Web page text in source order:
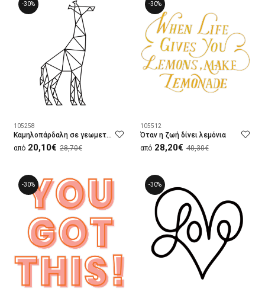
-30%
105258
Καμηλοπάρδαλη σε γεωμετρική σύνθεση
από 20,10€ 28,70€
-30%
105512
Όταν η ζωή δίνει λεμόνια
από 28,20€ 40,30€
-30% -30%